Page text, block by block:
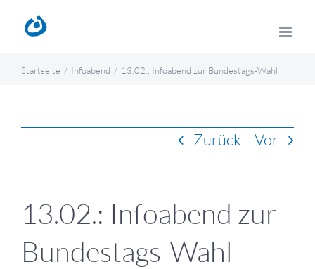
Inhalt
Startseite Infoabend 13.02.: Infoabend zur Bundestags-Wahl
Zurück Vor
13.02.: Infoabend zur
Bundestags-Wahl